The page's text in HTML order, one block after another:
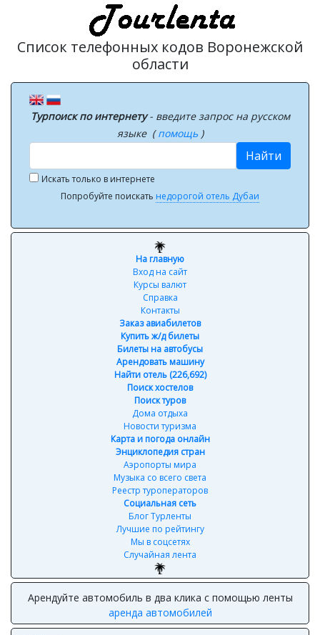
Список телефонных кодов Воронежской
области
Турпоиск по интернету- введите запрос на русском
языке (помощь )
Найти
Искать только в интернете
Попробуйте поискать недорогой отель Дубаи
На главную
Вход на сайт
Курсы валют
Справка
Контакты
Заказ авиабилетов
Купить ж/д билеты
Билеты на автобусы
Арендовать машину
Найти отель (226,692)
Поиск хостелов
Поиск туров
Дома отдыха
Новости туризма
Карта и погода онлайн
Энциклопедия стран
Аэропорты мира
Музыка со всего света
Реестр туроператоров
Социальная сеть
Блог Турленты
Лучшие по рейтингу
Мы в соцсетях
Случайная лента
Арендуйте автомобиль в два клика с помощью ленты
аренда автомобилей